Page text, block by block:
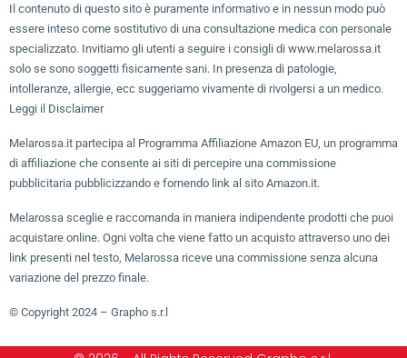
Il contenuto di questo sito è puramente informativo e in nessun modo può
essere inteso come sostitutivo di una consultazione medica con personale
specializzato. Invitiamo gli utenti a seguire i consigli di www.melarossa.it
solo se sono soggetti fisicamente sani. In presenza di patologie,
intolleranze, allergie, ecc suggeriamo vivamente di rivolgersi a un medico.
Leggi il Disclaimer
Melarossa.it partecipa al Programma Affiliazione Amazon EU, un programma
di affiliazione che consente ai siti di percepire una commissione
pubblicitaria pubblicizzando e fornendo link al sito Amazon.it.
Melarossa sceglie e raccomanda in maniera indipendente prodotti che puoi
acquistare online. Ogni volta che viene fatto un acquisto attraverso uno dei
link presenti nel testo, Melarossa riceve una commissione senza alcuna
variazione del prezzo finale.
© Copyright 2024 – Grapho s.r.l